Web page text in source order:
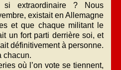
si extraordinaire ? Nous
existait en Allemagne
et que chaque militant le
un fort parti derrière soi, et
définitivement à personne.
chacun.
où l’on vote se tiennent,